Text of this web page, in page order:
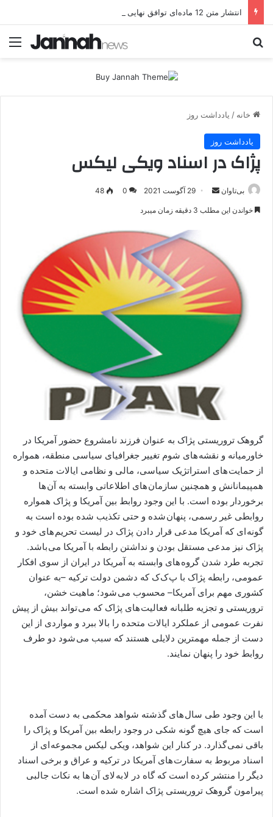
انتشار متن 12 ماده‌ای توافق نهایی بین ترکیه و پ.ک.ک
خانه / یادداشت روز
یادداشت روز
پژاک در اسناد ویکی لیکس
بی‌تاوان
ر
ل
ی
م
ی
ل
29 آگوست 2021 0
48
خواندن این مطلب 3 دقیقه زمان میبرد
گروهک تروریستی پژاک به عنوان فرزند نامشروع حضور آمریکا در
خاورمیانه و نقشه های شوم تغییر جغرافیای سیاسی منطقه، همواره
از حمایت های استراتژیک سیاسی، مالی و نظامی ایالات متحده و
همپیمانانش و همچنین سازمان های اطلاعاتی وابسته به آن ها
برخوردار بوده است. با این وجود روابط بین آمریکا و پژاک همواره
روابطی غیر رسمی، پنهان شده و حتی تکذیب شده بوده است به
گونه ای که آمریکا مدعی قرار دادن پژاک در لیست تحریم های خود و
پژاک نیز مدعی مستقل بودن و نداشتن رابطه با آمریکا می باشد.
تجربه طرد شدن گروه های وابسته به آمریکا در ایران از سوی افکار
عمومی، رابطه پژاک با پ ک ک که دشمن دولت ترکیه –به عنوان
کشوری مهم برای آمریکا– محسوب می شود؛ ماهیت خشن،
تروریستی و تجزیه طلبانه فعالیت های پژاک که می تواند بیش از پیش
نفرت عمومی از عملکرد ایالات متحده را بالا ببرد و مواردی از این
دست از جمله مهمترین دلایلی هستند که سبب می شود دو طرف
روابط خود را پنهان نمایند.
با این وجود طی سال های گذشته شواهد محکمی به دست آمده
است که جای هیچ گونه شکی در وجود رابطه بین آمریکا و پژاک را
باقی نمی گذارد. در کنار این شواهد، ویکی لیکس مجموعه ای از
اسناد مربوط به سفارت های آمریکا در ترکیه و عراق و برخی اسناد
دیگر را منتشر کرده است که گاه در لا به لای آن ها به نکات جالبی
پیرامون گروهک تروریستی پژاک اشاره شده است.